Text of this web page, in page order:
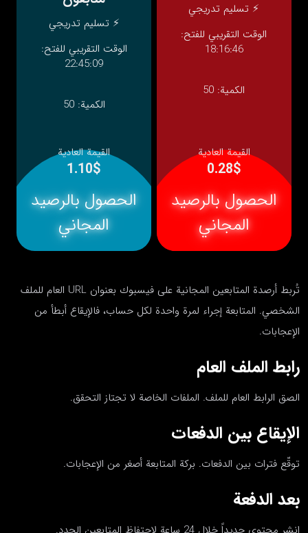
⚡ تسليم تدريجي
الوقت التقريبي للفتح:
18:16:46
الكمية: 50
القيمة العادية
0.28$
الحصول بالرصيد
المجاني
⚡ تسليم تدريجي
الوقت التقريبي للفتح:
22:45:09
الكمية:50
القيمة العادية
1.10$
الحصول بالرصيد
المجاني
تُربط أرصدة المتابعين المجانية على فيسبوك بعنوان URL العام للملف
الشخصي. المتابعة إجراء لمرة واحدة لكل حساب، فالإيقاع أبطأ من
الإعجابات.
رابط الملف العام
الصق الرابط العام للملف. الملفات الخاصة لا تجتاز التحقق.
الإيقاع بين الدفعات
توقّع فترات بين الدفعات. بركة المتابعة أصغر من الإعجابات.
بعد الدفعة